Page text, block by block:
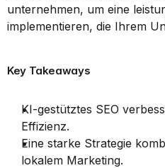
unternehmen, um eine
implementieren, die Ihrem
Key Takeaways
KI-gestütztes SEO
Effizienz.
Eine starke Strategie
lokalem Marketing.